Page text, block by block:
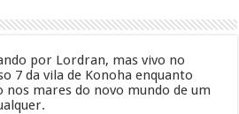
por Lordran, mas vivo no
7 da vila de Konoha enquanto
nos mares do novo mundo de um